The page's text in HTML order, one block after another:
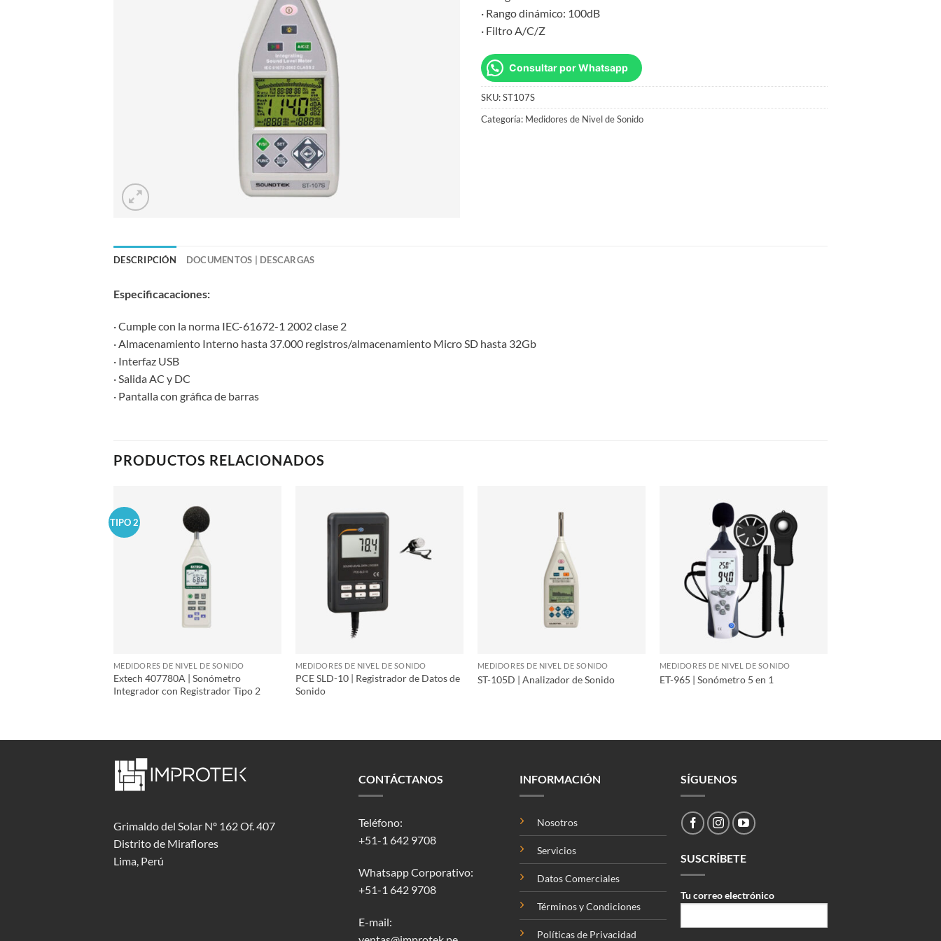
· Rango dinámico: 100dB
· Filtro A/C/Z
Consultar por Whatsapp
SKU:ST107S
Categoría: Medidores de Nivel de Sonido
DESCRIPCIÓN DOCUMENTOS | DESCARGAS
Especificacaciones:
· Cumple con la norma IEC-61672-1 2002 clase 2
· Almacenamiento Interno hasta 37.000 registros/almacenamiento Micro SD hasta 32Gb
· Interfaz USB
· Salida AC y DC
· Pantalla con gráfica de barras
PRODUCTOS RELACIONADOS
TIPO 2
MEDIDORES DE NIVEL DE SONIDO
Extech 407780A | Sonómetro
Integrador con Registrador Tipo 2
MEDIDORES DE NIVEL DE SONIDO
PCE SLD-10 | Registrador de Datos de
Sonido
MEDIDORES DE NIVEL DE SONIDO
ST-105D | Analizador de Sonido
MEDIDORES DE NIVEL DE SONIDO
ET-965 | Sonómetro 5 en 1
Grimaldo del Solar Nº 162 Of. 407
Distrito de Miraflores
Lima, Perú
CONTÁCTANOS
Teléfono:
+51-1 642 9708
Whatsapp Corporativo:
+51-1 642 9708
E-mail:
INFORMACIÓN
Nosotros
Servicios
Datos Comerciales
Términos y Condiciones
Políticas de Privacidad
SÍGUENOS
SUSCRÍBETE
Tu correo electrónico